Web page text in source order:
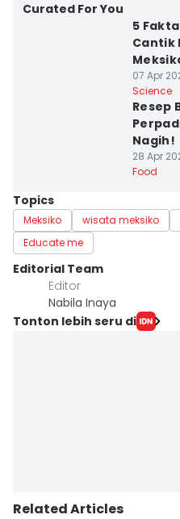
Curated For You
5
Cantik
07 Apr
Science
Resep
Nagih!
28 Apr
Food
Topics
Meksiko wisata meksiko
Educate me
Editorial Team
Editor
Nabila Inaya
Tonton lebih seru di
Related Articles